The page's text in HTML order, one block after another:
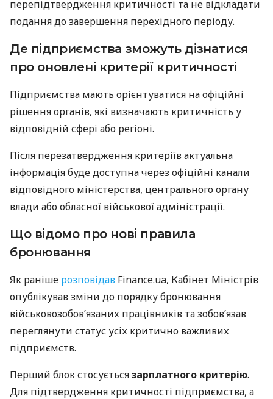
перепідтвердження критичності та не відкладати
подання до завершення перехідного періоду.
Де підприємства зможуть дізнатися
про оновлені критерії критичності
Підприємства мають орієнтуватися на офіційні
рішення органів, які визначають критичність у
відповідній сфері або регіоні.
Після перезатвердження критеріїв актуальна
інформація буде доступна через офіційні канали
відповідного міністерства, центрального органу
влади або обласної військової адміністрації.
Що відомо про нові правила
бронювання
Як раніше розповідав Finance.ua, Кабінет Міністрів
опублікував зміни до порядку бронювання
військовозобов’язаних працівників та зобов’язав
переглянути статус усіх критично важливих
підприємств.
Перший блок стосуєтьсязарплатного критерію.
Для підтвердження критичності підприємства, а